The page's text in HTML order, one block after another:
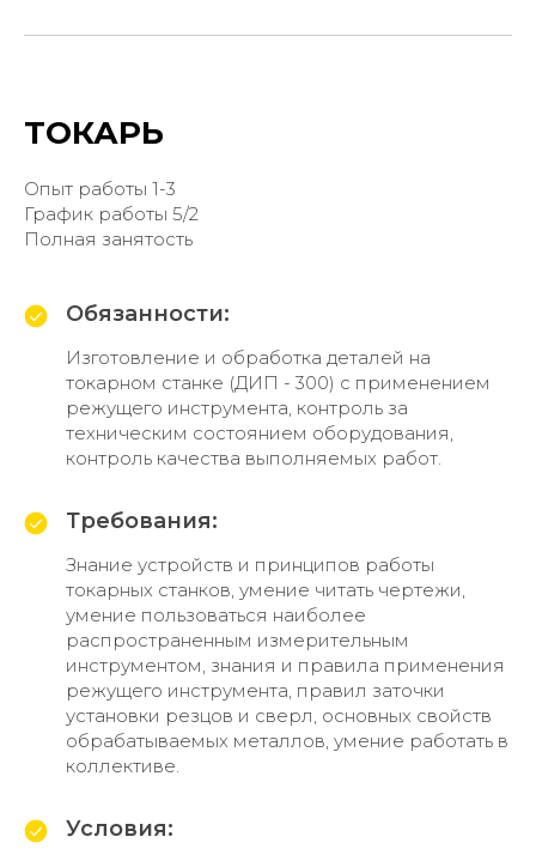
ТОКАРЬ
Опыт работы 1-3
График работы 5/2
Полная занятость
Обязанности:
Изготовление и обработка деталей на
токарном станке (ДИП - 300) с применением
режущего инструмента, контроль за
техническим состоянием оборудования,
контроль качества выполняемых работ.
Требования:
Знание устройств и принципов работы
токарных станков, умение читать чертежи,
умение пользоваться наиболее
распространенным измерительным
инструментом, знания и правила применения
режущего инструмента, правил заточки
установки резцов и сверл, основных свойств
обрабатываемых металлов, умение работать в
коллективе.
Условия: